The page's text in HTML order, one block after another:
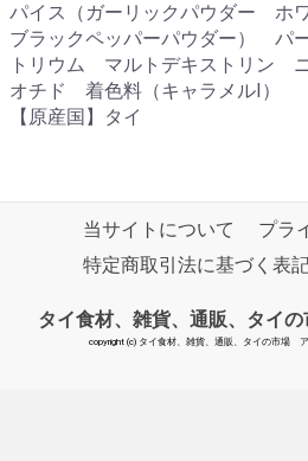
パイス（ガーリックパウダー ホ
ブラックペッパーパウダー） パ
トリウム マルトデキストリン
オチド 着色料（キャラメルⅠ）
【原産国】タイ
当サイトについて
プラ
特定商取引法に基づく表
タイ食材、雑貨、通販、タイ
copyright (c) タイ食材、雑貨、通販、タイの市場